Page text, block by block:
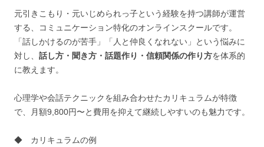
元引きこもり・元いじめられっ子という経験を持つ講師が運営
する、コミュニケーション特化のオンラインスクールです。
「話しかけるのが苦手」「人と仲良くなれない」という悩みに
対し、 話し方・聞き方・話題作り・信頼関係の作り方を体系的
に教えます。
心理学や会話テクニックを組み合わせたカリキュラムが特徴
で、月額9,800円〜と費用を抑えて継続しやすいのも魅力です。
◆ カリキュラムの例